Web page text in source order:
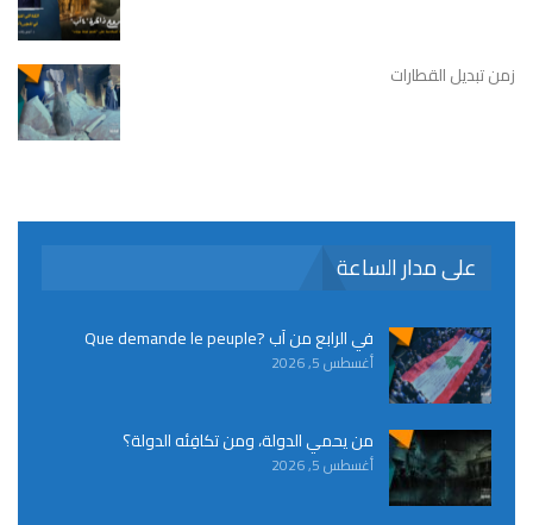
زمن تبديل القطارات
على مدار الساعة
في الرابع من آب ?Que demande le peuple
أغسطس 5, 2026
من يحمي الدولة، ومن تكافِئه الدولة؟
أغسطس 5, 2026